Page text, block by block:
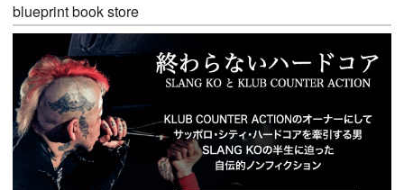
blueprint book store